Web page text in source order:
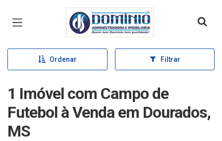
Página inicial
Ordenar Filtrar
1 Imóvel com Campo de
Futebol à Venda em Dourados,
MS